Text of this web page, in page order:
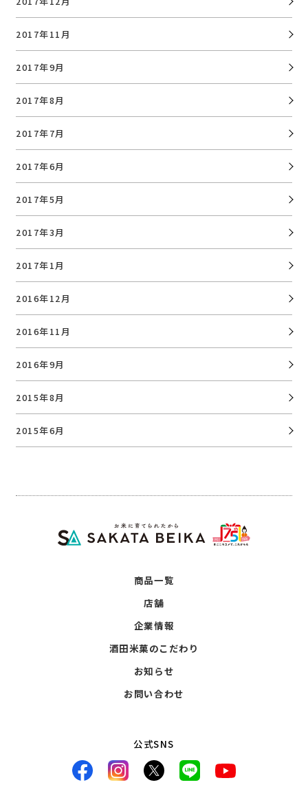
2017年11月
2017年9月
2017年8月
2017年7月
2017年6月
2017年5月
2017年3月
2017年1月
2016年12月
2016年11月
2016年9月
2015年8月
2015年6月
商品一覧
店舗
企業情報
酒田米菓のこだわり
お知らせ
お問い合わせ
公式SNS